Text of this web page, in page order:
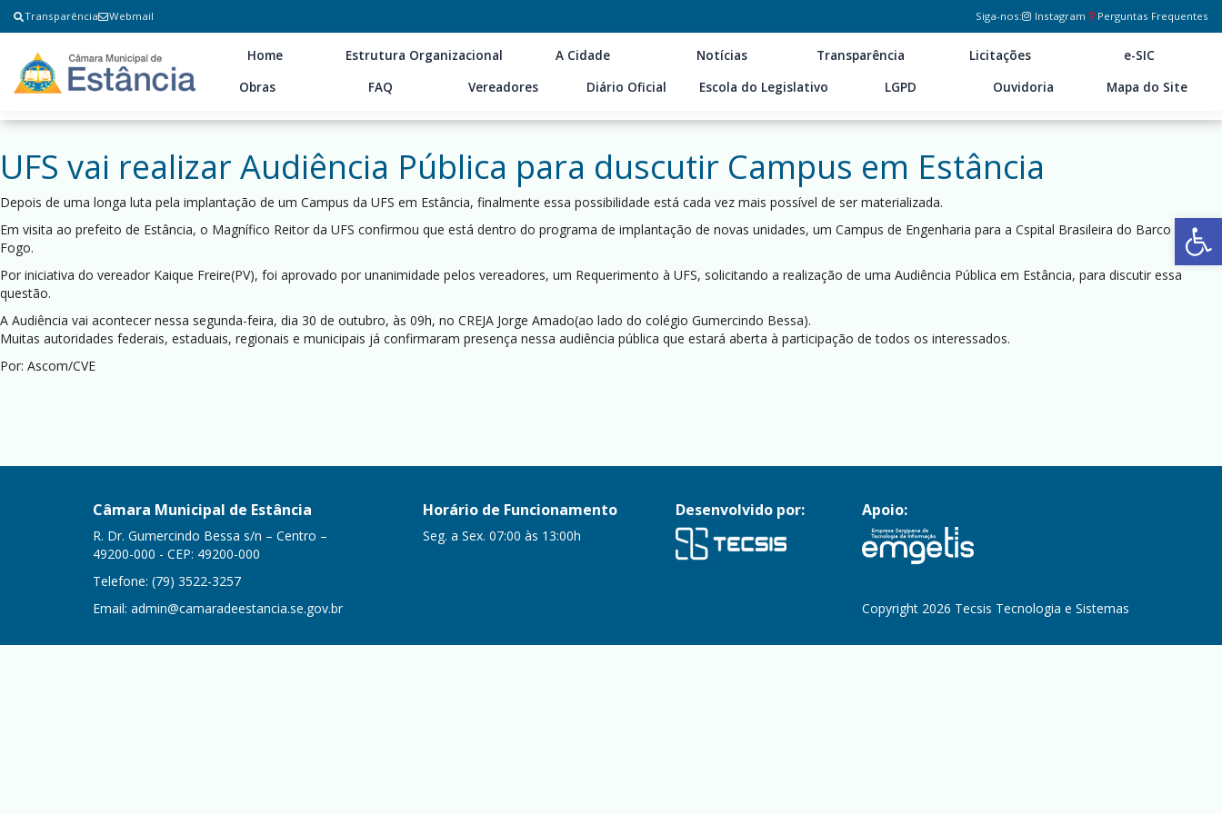
Transparência Webmail Siga-nos: Instagram Perguntas Frequentes
Home Estrutura Organizacional A Cidade Notícias Transparência Licitações
e-SIC
Obras
FAQ Vereadores Diário Oficial Escola do Legislativo LGPD Ouvidoria Mapa do Site
UFS vai realizar Audiência Pública para duscutir Campus em Estância
Depois de uma longa luta pela implantação de um Campus da UFS em Estância, finalmente essa possibilidade está cada vez mais possível de ser materializada.
Em visita ao prefeito de Estância, o Magnífico Reitor da UFS confirmou que está dentro do programa de implantação de novas unidades, um Campus de Engenharia para a Cspital Brasileira do Barco de
Fogo.
Por iniciativa do vereador Kaique Freire(PV), foi aprovado por unanimidade pelos vereadores, um Requerimento à UFS, solicitando a realização de uma Audiência Pública em Estância, para discutir essa
questão.
A Audiência vai acontecer nessa segunda-feira, dia 30 de outubro, às 09h, no CREJA Jorge Amado(ao lado do colégio Gumercindo Bessa).
Muitas autoridades federais, estaduais, regionais e municipais já confirmaram presença nessa audiência pública que estará aberta à participação de todos os interessados.
Por: Ascom/CVE
Câmara Municipal de Estância
R. Dr. Gumercindo Bessa s/n – Centro –
49200-000 - CEP: 49200-000
Telefone: (79) 3522-3257
Email: admin@camaradeestancia.se.gov.br
Horário de Funcionamento
Seg. a Sex. 07:00 às 13:00h
Desenvolvido por: Apoio:
Copyright 2026 Tecsis Tecnologia e Sistemas